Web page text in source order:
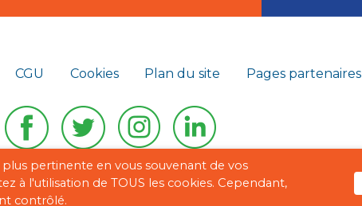
CGU Cookies Plan du site Pages partenaires
© 2026 “afa” | Réalisé parDigisanté
pertinente en vous souvenant de vos
à l'utilisation de TOUS les cookies. Cependant,
contrôlé.